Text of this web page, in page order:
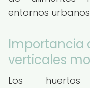
entornos
Importancia
verticales
Los huertos